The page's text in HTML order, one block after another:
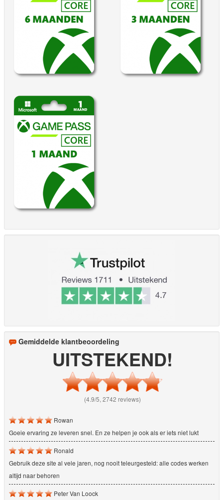
Gemiddelde klantbeoordeling
UITSTEKEND!
(4.9/5, 2742 reviews)
Rowan
Goeie ervaring ze leveren snel. En ze helpen je ook als er iets niet lukt
Ronald
Gebruik deze site al vele jaren, nog nooit teleurgesteld: alle codes werken
altijd naar behoren
Peter Van Loock